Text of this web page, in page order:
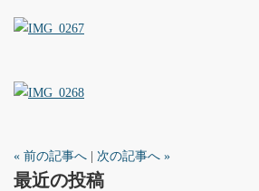
« 前の記事へ 次の記事へ »
最近の投稿